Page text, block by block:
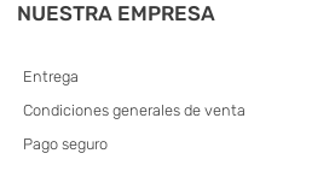
NUESTRA EMPRESA
Entrega
Condiciones generales de venta
Pago seguro